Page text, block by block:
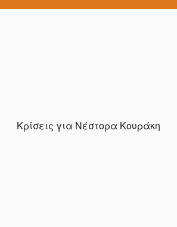
Κρίσεις για Νέστορα Κουράκη